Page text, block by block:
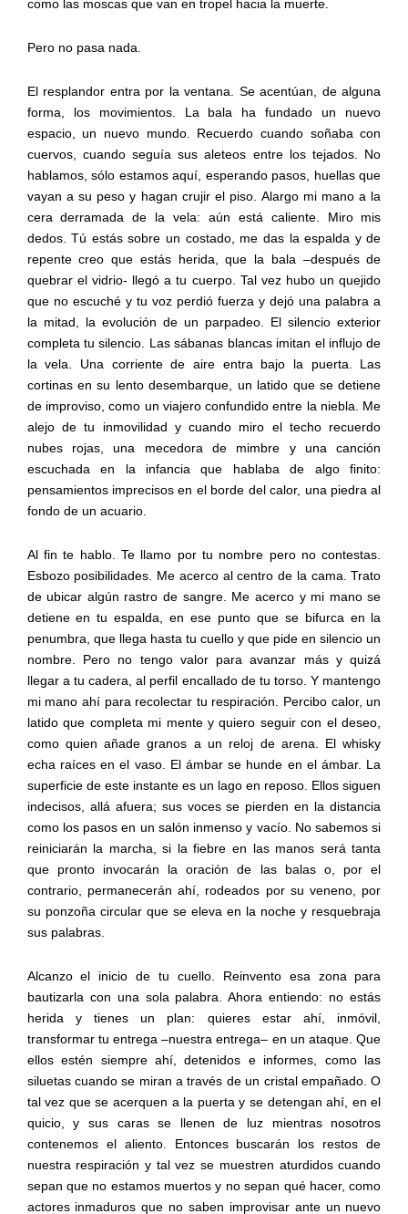
como las moscas que van en tropel hacia la muerte.
Pero no pasa nada.
El resplandor entra por la ventana. Se acentúan, de alguna
forma, los movimientos. La bala ha fundado un nuevo
espacio, un nuevo mundo. Recuerdo cuando soñaba con
cuervos, cuando seguía sus aleteos entre los tejados. No
hablamos, sólo estamos aquí, esperando pasos, huellas que
vayan a su peso y hagan crujir el piso. Alargo mi mano a la
cera derramada de la vela: aún está caliente. Miro mis
dedos. Tú estás sobre un costado, me das la espalda y de
repente creo que estás herida, que la bala –después de
quebrar el vidrio- llegó a tu cuerpo. Tal vez hubo un quejido
que no escuché y tu voz perdió fuerza y dejó una palabra a
la mitad, la evolución de un parpadeo. El silencio exterior
completa tu silencio. Las sábanas blancas imitan el influjo de
la vela. Una corriente de aire entra bajo la puerta. Las
cortinas en su lento desembarque, un latido que se detiene
de improviso, como un viajero confundido entre la niebla. Me
alejo de tu inmovilidad y cuando miro el techo recuerdo
nubes rojas, una mecedora de mimbre y una canción
escuchada en la infancia que hablaba de algo finito:
pensamientos imprecisos en el borde del calor, una piedra al
fondo de un acuario.
Al fin te hablo. Te llamo por tu nombre pero no contestas.
Esbozo posibilidades. Me acerco al centro de la cama. Trato
de ubicar algún rastro de sangre. Me acerco y mi mano se
detiene en tu espalda, en ese punto que se bifurca en la
penumbra, que llega hasta tu cuello y que pide en silencio un
nombre. Pero no tengo valor para avanzar más y quizá
llegar a tu cadera, al perfil encallado de tu torso. Y mantengo
mi mano ahí para recolectar tu respiración. Percibo calor, un
latido que completa mi mente y quiero seguir con el deseo,
como quien añade granos a un reloj de arena. El whisky
echa raíces en el vaso. El ámbar se hunde en el ámbar. La
superficie de este instante es un lago en reposo. Ellos siguen
indecisos, allá afuera; sus voces se pierden en la distancia
como los pasos en un salón inmenso y vacío. No sabemos si
reiniciarán la marcha, si la fiebre en las manos será tanta
que pronto invocarán la oración de las balas o, por el
contrario, permanecerán ahí, rodeados por su veneno, por
su ponzoña circular que se eleva en la noche y resquebraja
sus palabras.
Alcanzo el inicio de tu cuello. Reinvento esa zona para
bautizarla con una sola palabra. Ahora entiendo: no estás
herida y tienes un plan: quieres estar ahí, inmóvil,
transformar tu entrega –nuestra entrega– en un ataque. Que
ellos estén siempre ahí, detenidos e informes, como las
siluetas cuando se miran a través de un cristal empañado. O
tal vez que se acerquen a la puerta y se detengan ahí, en el
quicio, y sus caras se llenen de luz mientras nosotros
contenemos el aliento. Entonces buscarán los restos de
nuestra respiración y tal vez se muestren aturdidos cuando
sepan que no estamos muertos y no sepan qué hacer, como
actores inmaduros que no saben improvisar ante un nuevo